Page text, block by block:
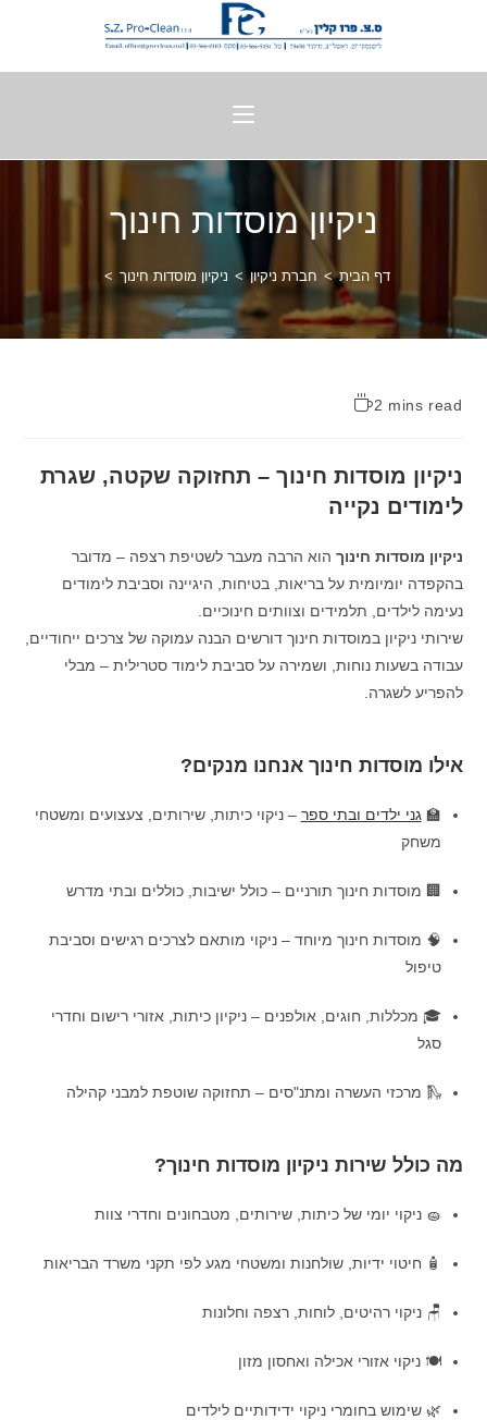
ניקיון מוסדות חינוך
דף הבית > חברת ניקיון > ניקיון מוסדות חינוך >
2 mins read
ניקיון מוסדות חינוך – תחזוקה שקטה, שגרת
לימודים נקייה
ניקיון מוסדות חינוך הוא הרבה מעבר לשטיפת רצפה – מדובר
בהקפדה יומיומית על בריאות, בטיחות, היגיינה וסביבת לימודים
נעימה לילדים, תלמידים וצוותים חינוכיים.
שירותי ניקיון במוסדות חינוך דורשים הבנה עמוקה של צרכים ייחודיים,
עבודה בשעות נוחות, ושמירה על סביבת לימוד סטרילית – מבלי
להפריע לשגרה.
אילו מוסדות חינוך אנחנו מנקים?
🏫גני ילדים ובתי ספר – ניקוי כיתות, שירותים, צעצועים ומשטחי
משחק
🏢 מוסדות חינוך תורניים – כולל ישיבות, כוללים ובתי מדרש
🧠 מוסדות חינוך מיוחד – ניקוי מותאם לצרכים רגישים וסביבת
טיפול
🎓 מכללות, חוגים, אולפנים – ניקיון כיתות, אזורי רישום וחדרי
סגל
🛝 מרכזי העשרה ומתנ"סים – תחזוקה שוטפת למבני קהילה
מה כולל שירות ניקיון מוסדות חינוך?
🧽 ניקוי יומי של כיתות, שירותים, מטבחונים וחדרי צוות
🧴 חיטוי ידיות, שולחנות ומשטחי מגע לפי תקני משרד הבריאות
🪑 ניקוי רהיטים, לוחות, רצפה וחלונות
🍽️ ניקוי אזורי אכילה ואחסון מזון
🌿 שימוש בחומרי ניקוי ידידותיים לילדים